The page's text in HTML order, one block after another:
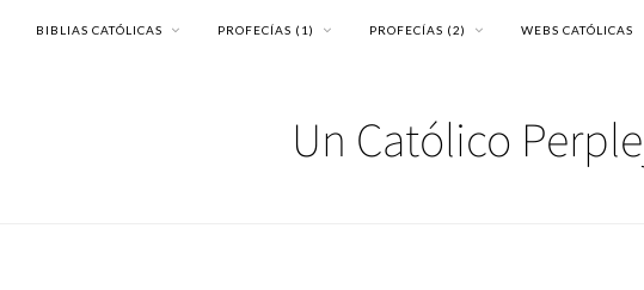
BIBLIAS CATÓLICAS PROFECÍAS (1) PROFECÍAS (2) WEBS CATÓLICAS